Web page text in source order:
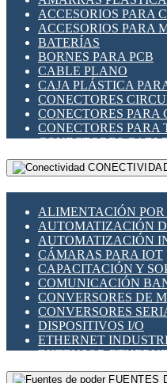
INDICADORES PARA
INTERFACES DE
INTERRUPTORES
LLAVES
MEDIDORES DE
MOTORES PASO A
PANTALLAS HMI
PLC -
PROGRAMADORES
RELÉS DE
SENSORES
SENSORES
TEMPORIZADORES
VARIACS
VARIADORES DE
SECCIONADORES -
MAQUINARIA
ACCESORIOS PARA
ACCESORIOS PARA
BATERÍAS
BORNES PARA PCB
CABLE PLANO
CAJA PLÁSTICA
CONECTORES
CONECTORES PARA
CONECTORES
CONECTORES
CONECTORES PCB A
DIP SWITCHES
HERRAMIENTAS
ILUMINACIÓN LED
INTERRUPTORES
INTERFACES DE RELÉ
OTROS RELÉS
PROTECCIÓN
RELÉS
RELÉS DE SEÑAL
RELÉS DE ESTADO
RELÉS
RELÉS MINIATURA
ALIMENTACIÓN POR
AUTOMATIZACIÓN
AUTOMATIZACIÓN
CÁMARAS PARA IOT
CAPACITACIÓN Y
COMUNICACIÓN
CONVERSORES DE
CONVERSORES
DISPOSITIVOS I/O
ETHERNET
EXTENSOR
GATEWAY LORAWAN
FUENTES